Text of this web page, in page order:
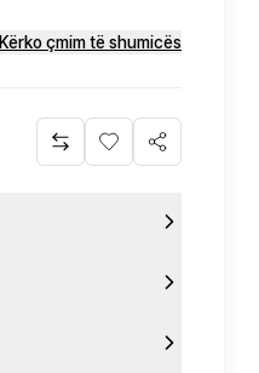
Kërko çmim të shumicës